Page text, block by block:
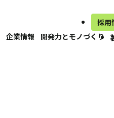
企業情報 開発力とモノづくり
採用